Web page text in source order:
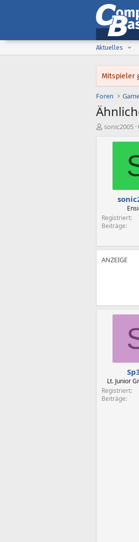
Aktuelles
Mitspieler
Foren
E
sonic2005
Registriert
Beiträge
Lt. Junior
Registriert
Beiträge